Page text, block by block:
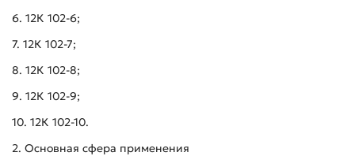
6. 12К 102-6;
7. 12К 102-7;
8. 12К 102-8;
9. 12К 102-9;
10. 12К 102-10.
2. Основная сфера применения